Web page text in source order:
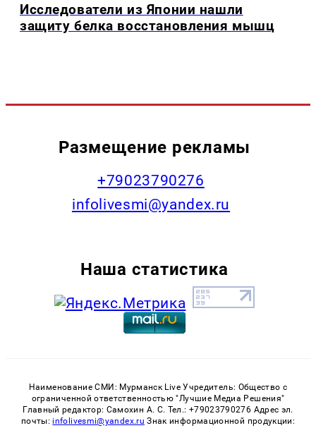
Исследователи из Японии нашли
защиту белка восстановления мышц
Размещение рекламы
+79023790276
infolivesmi@yandex.ru
Наша статистика
Наименование СМИ: Мурманск Live Учредитель: Общество с
ограниченной ответственностью "Лучшие Медиа Решения"
Главный редактор: Самохин А. С. Тел.: +79023790276 Адрес эл.
почты: infolivesmi@yandex.ru Знак информационной продукции: